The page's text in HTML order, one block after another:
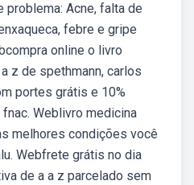
Acne, falta de
febre e gripe
online o livro
z de spethmann, carlos
portes grátis e 10%
Weblivro medicina
melhores condições você
Webfrete grátis no dia
de a a z parcelado sem